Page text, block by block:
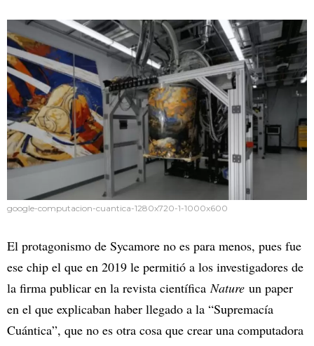
google-computacion-cuantica-1280x720-1-1000x600
El protagonismo de Sycamore no es para menos, pues fue
ese chip el que en 2019 le permitió a los investigadores de
la firma publicar en la revista científicaNature un paper
en el que explicaban haber llegado a la “Supremacía
Cuántica”, que no es otra cosa que crear una computadora